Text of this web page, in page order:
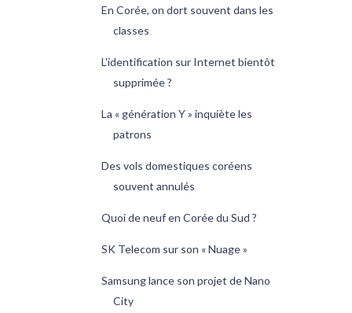
En Corée, on dort souvent dans les
classes
L'identification sur Internet bientôt
supprimée ?
La « génération Y » inquiète les
patrons
Des vols domestiques coréens
souvent annulés
Quoi de neuf en Corée du Sud ?
SK Telecom sur son « Nuage »
Samsung lance son projet de Nano
City